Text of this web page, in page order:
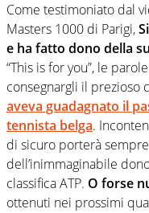
Come testimoniato dal
Masters 1000 di Parigi,
e ha fatto dono della
“This is for you”, le
consegnargli il prezioso
aveva guadagnato il
tennista belga.
di sicuro porterà
dell’inimmaginabile
classifica ATP. O forse
ottenuti nei prossimi